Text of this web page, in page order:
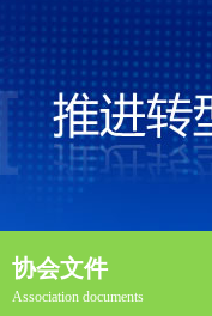
协会文件
Association documents